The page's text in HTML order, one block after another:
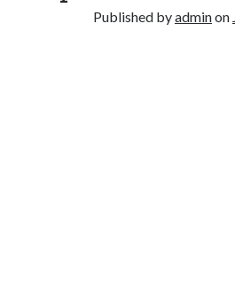
Recent Comments
Published byadminon